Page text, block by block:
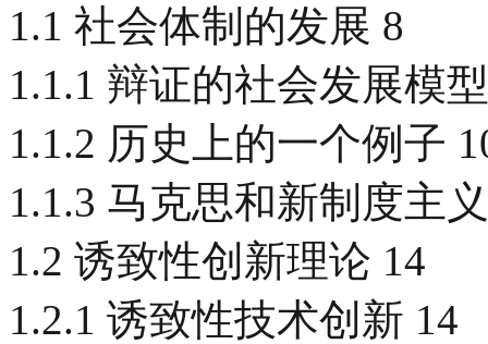
1.1 社会体制的发展 8
1.1.1 辩证的社会发展模
1.1.2 历史上的一个例子
1.1.3 马克思和新制度主
1.2 诱致性创新理论 14
1.2.1 诱致性技术创新 14